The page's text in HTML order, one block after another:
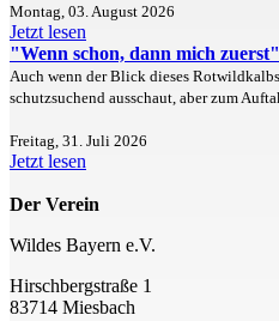
Montag, 03. August 2026
Jetzt lesen
"Wenn schon, dann mich
Auch wenn der Blick dieses
schutzsuchend ausschaut, aber zum
Freitag, 31. Juli 2026
Jetzt lesen
Der Verein
Wildes Bayern e.V.
Hirschbergstraße 1
83714 Miesbach